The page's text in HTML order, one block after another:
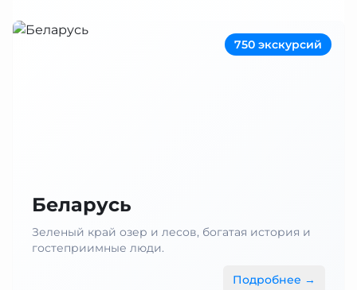
750 экскурсий
Беларусь
Зеленый край озер и лесов, богатая история и
гостеприимные люди.
Подробнее →